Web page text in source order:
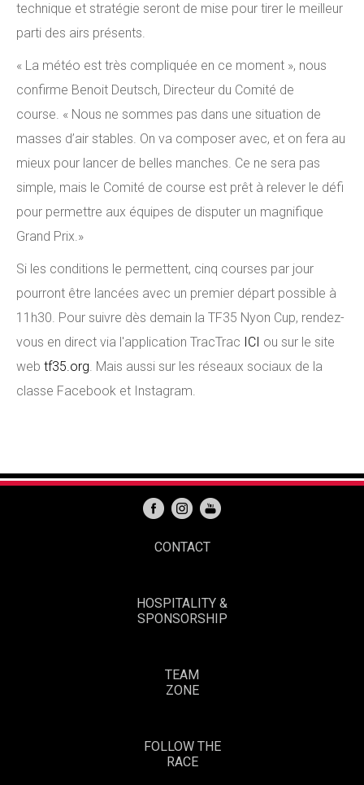
technique et stratégie seront de mise pour tirer le meilleur
parti des airs présents.
« La météo est très compliquée en ce moment », nous
confirme Benoit Deutsch, Directeur du Comité de
course. « Nous ne sommes pas dans une situation de
masses d’air stables. On va composer avec, et on fera au
mieux pour lancer de belles manches. Ce ne sera pas
simple, mais le Comité de course est prêt à relever le défi
pour permettre aux équipes de disputer un magnifique
Grand Prix.»
Si les conditions le permettent, cinq courses par jour
pourront être lancées avec un premier départ possible à
11h30. Pour suivre dès demain la TF35 Nyon Cup, rendez-
vous en direct via l'application TracTrac ICI ou sur le site
web tf35.org. Mais aussi sur les réseaux sociaux de la
classe Facebook et Instagram.
CONTACT
HOSPITALITY &
SPONSORSHIP
TEAM
ZONE
FOLLOW THE
RACE